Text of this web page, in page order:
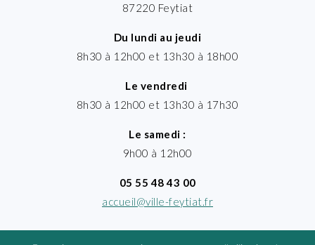
87220 Feytiat
Du lundi au jeudi
8h30 à 12h00 et 13h30 à 18h00
Le vendredi
8h30 à 12h00 et 13h30 à 17h30
Le samedi :
9h00 à 12h00
05 55 48 43 00
accueil@ville-feytiat.fr